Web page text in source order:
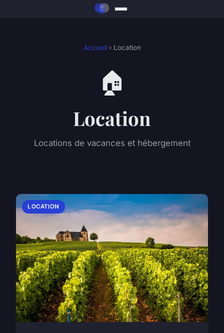
Accueil› Location
🏠
Location
Locations de vacances et hébergement
LOCATION